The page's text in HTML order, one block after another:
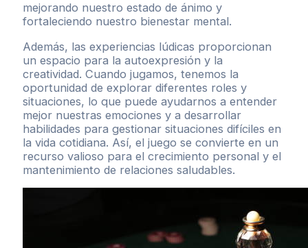
mejorando nuestro estado de ánimo y
fortaleciendo nuestro bienestar mental.
Además, las experiencias lúdicas proporcionan
un espacio para la autoexpresión y la
creatividad. Cuando jugamos, tenemos la
oportunidad de explorar diferentes roles y
situaciones, lo que puede ayudarnos a entender
mejor nuestras emociones y a desarrollar
habilidades para gestionar situaciones difíciles en
la vida cotidiana. Así, el juego se convierte en un
recurso valioso para el crecimiento personal y el
mantenimiento de relaciones saludables.